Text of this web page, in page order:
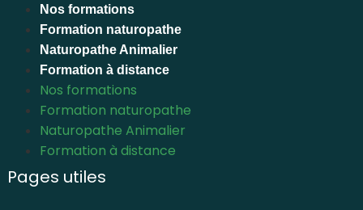
Nos formations
Formation naturopathe
Naturopathe Animalier
Formation à distance
Nos formations
Formation naturopathe
Naturopathe Animalier
Formation à distance
Pages utiles